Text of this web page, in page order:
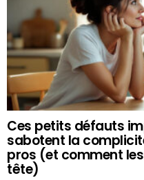
Ces petits défauts
sabotent la
pros (et comment
tête)